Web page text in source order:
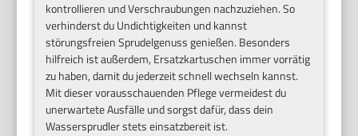
kontrollieren und Verschraubungen nachzuziehen. So
verhinderst du Undichtigkeiten und kannst
störungsfreien Sprudelgenuss genießen. Besonders
hilfreich ist außerdem, Ersatzkartuschen immer vorrätig
zu haben, damit du jederzeit schnell wechseln kannst.
Mit dieser vorausschauenden Pflege vermeidest du
unerwartete Ausfälle und sorgst dafür, dass dein
Wassersprudler stets einsatzbereit ist.